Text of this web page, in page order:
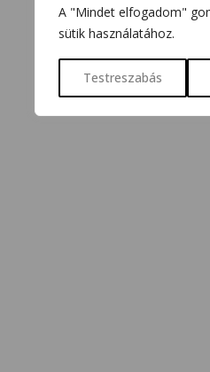
A "Mindet elfogadom"
sütik használatához.
Testreszabás